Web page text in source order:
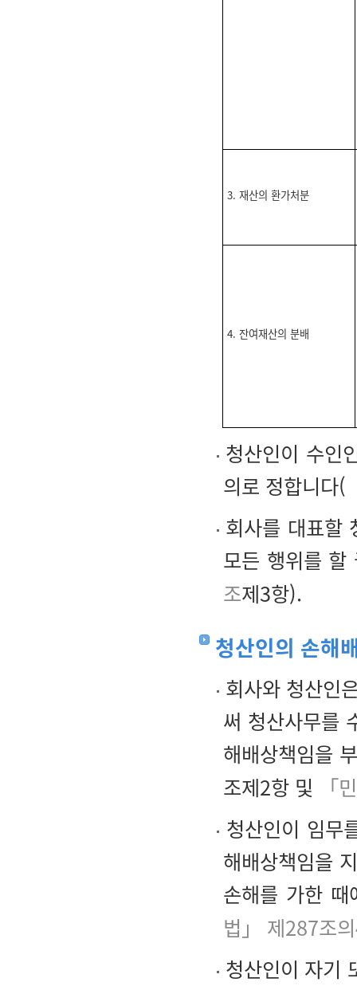
3. 재산의 환가처분
4. 잔여재산의 분배
청산인이 수인
의로 정합니다(
회사를 대표할
모든 행위를 할
조제3항).
청산인의 손해
회사와 청산인
써 청산사무를
해배상책임을
조제2항 및
「
청산인이 임무
해배상책임을
손해를 가한 때
법」 제287조
청산인이 자기